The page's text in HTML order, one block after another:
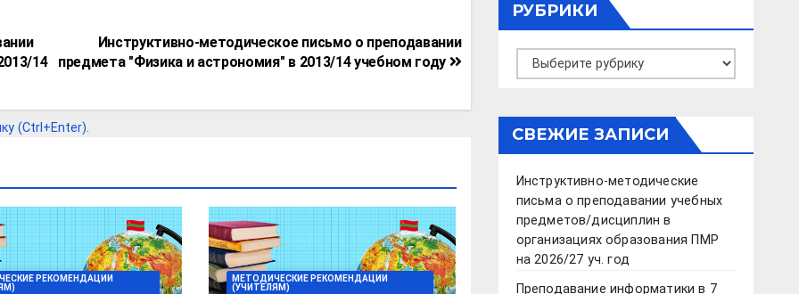
Инструктивно-методическое письмо о преподавании
предмета "Физика и астрономия" в 2013/14 учебном году
14
(Ctrl+Enter).
РЕКОМЕНДАЦИИ
МЕТОДИЧЕСКИЕ РЕКОМЕНДАЦИИ
(УЧИТЕЛЯМ)
РУБРИКИ
Рубрики
СВЕЖИЕ ЗАПИСИ
Инструктивно-методические
письма о преподавании учебных
предметов/дисциплин в
организациях образования ПМР
на 2026/27 уч. год
Преподавание информатики в 7